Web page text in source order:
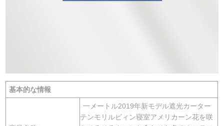
基本的な情報
一メートル2019年新モデル遮光カーター
テンモリルビィン寝室アメリカーン花を咲